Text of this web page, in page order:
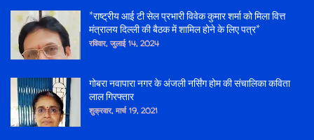
*राष्ट्रीय आई टी सेल प्रभारी विवेक कुमार शर्मा को मिला वित्त
मंत्रालय दिल्ली की बैठक में शामिल होने के लिए पत्र*
रविवार, जुलाई 14, 2024
गोबरा नवापारा नगर के अंजली नर्सिंग होम की संचालिका कविता
लाल गिरफ्तार
शुक्रवार, मार्च 19, 2021